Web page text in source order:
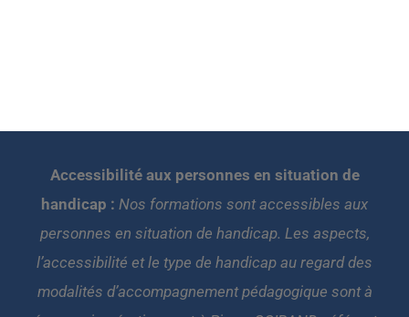
Accessibilité aux personnes en situation de
handicap : Nos formations sont accessibles aux
personnes en situation de handicap. Les aspects,
l’accessibilité et le type de handicap au regard des
modalités d’accompagnement pédagogique sont à